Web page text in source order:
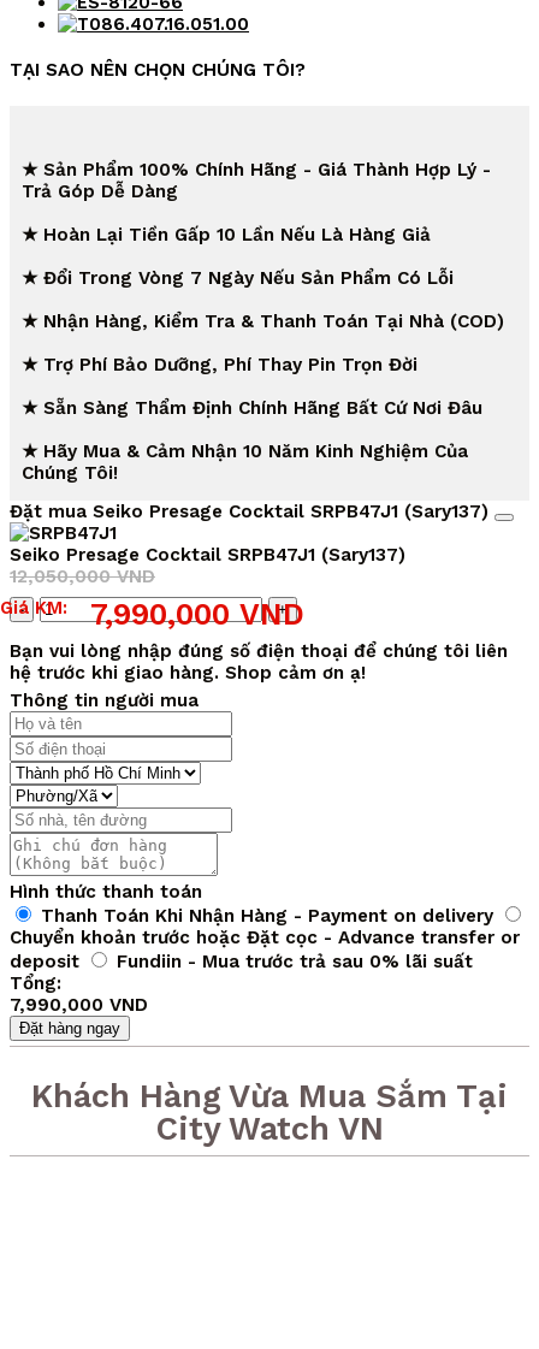
TẠI SAO NÊN CHỌN CHÚNG TÔI?
★ Sản Phẩm 100% Chính Hãng - Giá Thành Hợp Lý -
Trả Góp Dễ Dàng
★ Hoàn Lại Tiền Gấp 10 Lần Nếu Là Hàng Giả
★ Đổi Trong Vòng 7 Ngày Nếu Sản Phẩm Có Lỗi
★ Nhận Hàng, Kiểm Tra & Thanh Toán Tại Nhà (COD)
★ Trợ Phí Bảo Dưỡng, Phí Thay Pin Trọn Đời
★ Sẵn Sàng Thẩm Định Chính Hãng Bất Cứ Nơi Đâu
★ Hãy Mua & Cảm Nhận 10 Năm Kinh Nghiệm Của
Chúng Tôi!
Đặt mua Seiko Presage Cocktail SRPB47J1 (Sary137)
Seiko Presage Cocktail SRPB47J1 (Sary137)
12,050,000VND
Giá
gốc
là:
12,050,000 VND.
7,990,000VND
Giá
hiện
tại
là:
7,990,000 VND.
Giá KM:
Số
lượng
Bạn vui lòng nhập đúng số điện thoại để chúng tôi liên
hệ trước khi giao hàng. Shop cảm ơn ạ!
Thông tin người mua
Hình thức thanh toán
Thanh Toán Khi Nhận Hàng - Payment on delivery
Chuyển khoản trước hoặc Đặt cọc - Advance transfer or
deposit
Fundiin - Mua trước trả sau 0% lãi suất
Tổng:
7,990,000 VND
Đặt hàng ngay
Khách Hàng Vừa Mua Sắm Tại
City Watch VN